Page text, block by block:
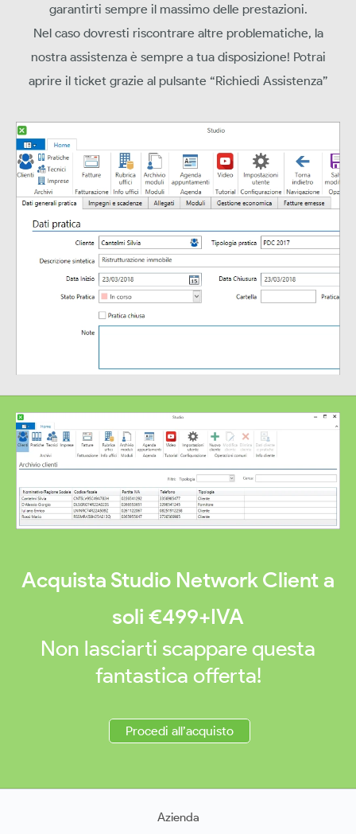
garantirti sempre il massimo delle prestazioni.
Nel caso dovresti riscontrare altre problematiche, la
nostra assistenza è sempre a tua disposizione! Potrai
aprire il ticket grazie al pulsante “Richiedi Assistenza”
Acquista Studio Network Client a
soli €499+IVA
Non lasciarti scappare questa
fantastica offerta!
Procedi all’acquisto
Azienda